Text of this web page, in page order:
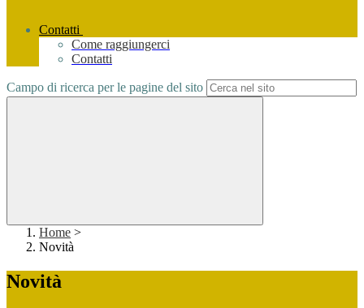
Contatti
Come raggiungerci
Contatti
Campo di ricerca per le pagine del sito
Home >
Novità
Novità